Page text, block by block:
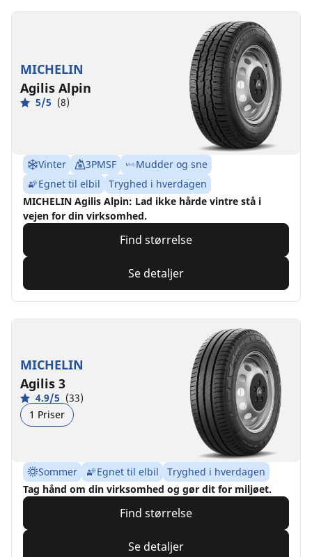
MICHELIN
Agilis Alpin
5/5 (8)
Vinter 3PMSF
Mudder og sne
Egnet til elbil
Tryghed i hverdagen
MICHELIN Agilis Alpin: Lad ikke hårde vintre stå i
vejen for din virksomhed.
Find størrelse
Se detaljer
MICHELIN
Agilis 3
4.9/5 (33)
1 Priser
Sommer Egnet til elbil
Tryghed i hverdagen
Tag hånd om din virksomhed og gør dit for miljøet.
Find størrelse
Se detaljer